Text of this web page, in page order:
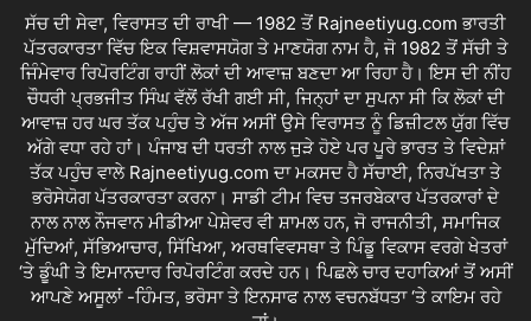
ਸੱਚ ਦੀ ਸੇਵਾ, ਵਿਰਾਸਤ ਦੀ ਰਾਖੀ — 1982 ਤੋਂ Rajneetiyug.com ਭਾਰਤੀ
ਪੱਤਰਕਾਰਤਾ ਵਿੱਚ ਇਕ ਵਿਸ਼ਵਾਸਯੋਗ ਤੇ ਮਾਣਯੋਗ ਨਾਮ ਹੈ, ਜੋ 1982 ਤੋਂ ਸੱਚੀ ਤੇ
ਜਿੰਮੇਵਾਰ ਰਿਪੋਰਟਿੰਗ ਰਾਹੀਂ ਲੋਕਾਂ ਦੀ ਆਵਾਜ਼ ਬਣਦਾ ਆ ਰਿਹਾ ਹੈ। ਇਸ ਦੀ ਨੀਂਹ
ਚੌਧਰੀ ਪ੍ਰਭਜੀਤ ਸਿੰਘ ਵੱਲੋਂ ਰੱਖੀ ਗਈ ਸੀ, ਜਿਨ੍ਹਾਂ ਦਾ ਸੁਪਨਾ ਸੀ ਕਿ ਲੋਕਾਂ ਦੀ
ਆਵਾਜ਼ ਹਰ ਘਰ ਤੱਕ ਪਹੁੰਚ ਤੇ ਅੱਜ ਅਸੀਂ ਉਸੇ ਵਿਰਾਸਤ ਨੂੰ ਡਿਜ਼ੀਟਲ ਯੁੱਗ ਵਿੱਚ
ਅੱਗੇ ਵਧਾ ਰਹੇ ਹਾਂ। ਪੰਜਾਬ ਦੀ ਧਰਤੀ ਨਾਲ ਜੁੜੇ ਹੋਏ ਪਰ ਪੂਰੇ ਭਾਰਤ ਤੇ ਵਿਦੇਸ਼ਾਂ
ਤੱਕ ਪਹੁੰਚ ਵਾਲੇ Rajneetiyug.com ਦਾ ਮਕਸਦ ਹੈ ਸੱਚਾਈ, ਨਿਰਪੱਖਤਾ ਤੇ
ਭਰੋਸੇਯੋਗ ਪੱਤਰਕਾਰਤਾ ਕਰਨਾ। ਸਾਡੀ ਟੀਮ ਵਿਚ ਤਜਰਬੇਕਾਰ ਪੱਤਰਕਾਰਾਂ ਦੇ
ਨਾਲ ਨਾਲ ਨੌਜਵਾਨ ਮੀਡੀਆ ਪੇਸ਼ੇਵਰ ਵੀ ਸ਼ਾਮਲ ਹਨ, ਜੋ ਰਾਜਨੀਤੀ, ਸਮਾਜਿਕ
ਮੁੱਦਿਆਂ, ਸੱਭਿਆਚਾਰ, ਸਿੱਖਿਆ, ਅਰਥਵਿਵਸਥਾ ਤੇ ਪਿੰਡੂ ਵਿਕਾਸ ਵਰਗੇ ਖੇਤਰਾਂ
‘ਤੇ ਡੂੰਘੀ ਤੇ ਇਮਾਨਦਾਰ ਰਿਪੋਰਟਿੰਗ ਕਰਦੇ ਹਨ। ਪਿਛਲੇ ਚਾਰ ਦਹਾਕਿਆਂ ਤੋਂ ਅਸੀਂ
ਆਪਣੇ ਅਸੂਲਾਂ -ਹਿੰਮਤ, ਭਰੋਸਾ ਤੇ ਇਨਸਾਫ ਨਾਲ ਵਚਨਬੱਧਤਾ ‘ਤੇ ਕਾਇਮ ਰਹੇ